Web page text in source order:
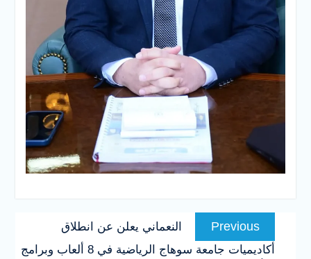
تصفّح
المقالاتPrevious
Previous
post:
النعماني يعلن عن انطلاق
أكاديميات جامعة سوهاج الرياضية في 8 ألعاب وبرامج